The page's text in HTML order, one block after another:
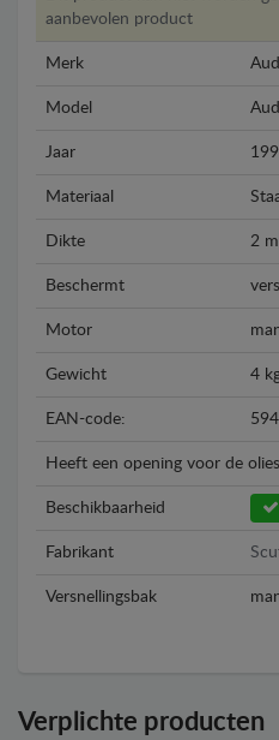
aanbevolen product
Merk
Model
Jaar
Materiaal
Dikte 2
Beschermt
Motor
Gewicht 4
EAN-code:
Heeft een opening voor de
Beschikbaarheid
Fabrikant
Versnellingsbak
Verplichte producten